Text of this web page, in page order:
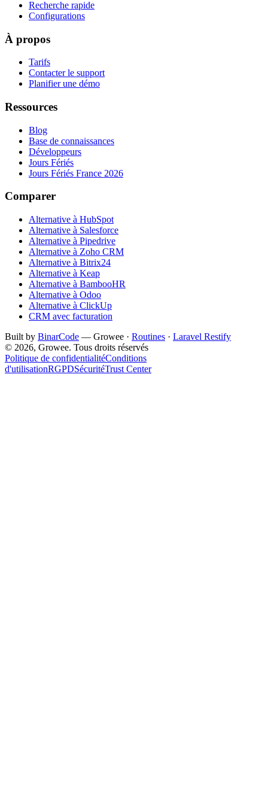
Recherche rapide
Configurations
À propos
Tarifs
Contacter le support
Planifier une démo
Ressources
Blog
Base de connaissances
Développeurs
Jours Fériés
Jours Fériés France 2026
Comparer
Alternative à HubSpot
Alternative à Salesforce
Alternative à Pipedrive
Alternative à Zoho CRM
Alternative à Bitrix24
Alternative à Keap
Alternative à BambooHR
Alternative à Odoo
Alternative à ClickUp
CRM avec facturation
Built by BinarCode — Growee · Routines · Laravel Restify
© 2026, Growee. Tous droits réservés
Politique de confidentialitéConditions
d'utilisationRGPDSécuritéTrust Center